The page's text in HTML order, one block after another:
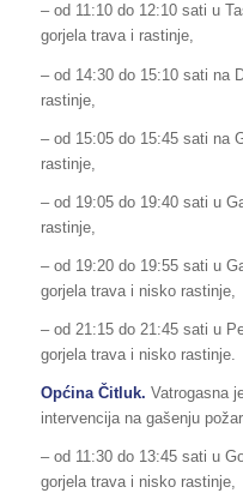
– od 11:10 do 12:10 sati u
gorjela trava i rastinje,
– od 14:30 do 15:10 sati na
rastinje,
– od 15:05 do 15:45 sati na
rastinje,
– od 19:05 do 19:40 sati u
rastinje,
– od 19:20 do 19:55 sati u
gorjela trava i nisko rastinje,
– od 21:15 do 21:45 sati u
gorjela trava i nisko rastinje.
Općina Čitluk. Vatrogasna
intervencija na gašenju
– od 11:30 do 13:45 sati u
gorjela trava i nisko rastinje,